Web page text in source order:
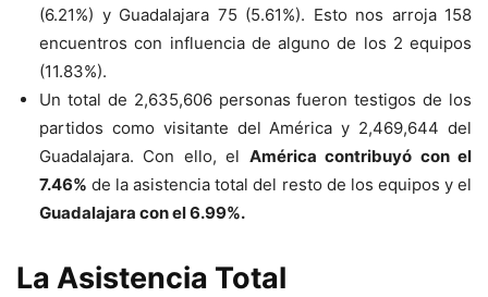
(6.21%) y Guadalajara 75 (5.61%). Esto nos arroja 158
encuentros con influencia de alguno de los 2 equipos
(11.83%).
Un total de 2,635,606 personas fueron testigos de los
partidos como visitante del América y 2,469,644 del
Guadalajara. Con ello, el América contribuyó con el
7.46% de la asistencia total del resto de los equipos y el
Guadalajara con el 6.99%.
La Asistencia Total